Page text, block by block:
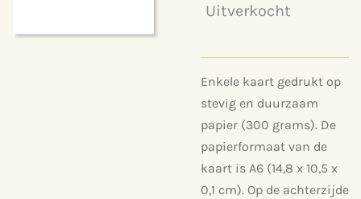
Uitverkocht
Enkele kaart gedrukt op
stevig en duurzaam
papier (300 grams). De
papierformaat van de
kaart is A6 (14,8 x 10,5 x
0,1 cm). Op de achterzijde